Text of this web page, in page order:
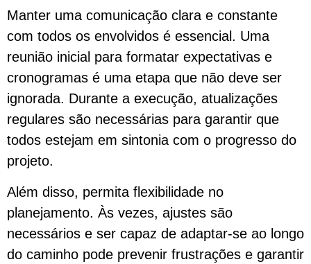
Manter uma comunicação clara e constante
com todos os envolvidos é essencial. Uma
reunião inicial para formatar expectativas e
cronogramas é uma etapa que não deve ser
ignorada. Durante a execução, atualizações
regulares são necessárias para garantir que
todos estejam em sintonia com o progresso do
projeto.
Além disso, permita flexibilidade no
planejamento. Às vezes, ajustes são
necessários e ser capaz de adaptar-se ao longo
do caminho pode prevenir frustrações e garantir